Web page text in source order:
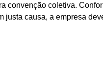
convenção coletiva.
justa causa, a empresa